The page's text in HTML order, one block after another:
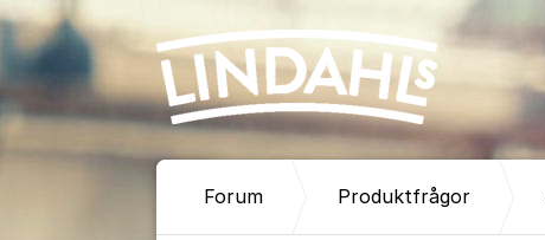
Hoppa till innehåll
Forum Produktfrågor